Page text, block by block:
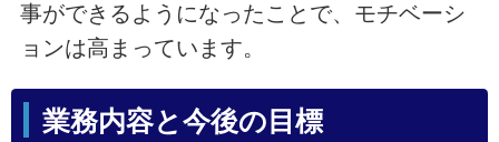
事ができるようになったことで、モチベーシ
ョンは高まっています。
業務内容と今後の目標